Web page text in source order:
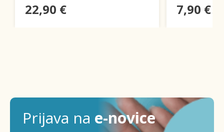
22,90 € 7,90 €
Prijava na e-novice